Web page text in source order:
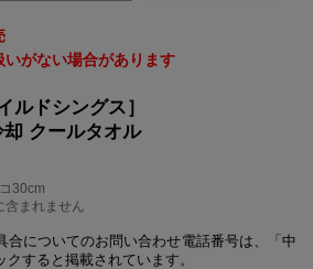
がない場合があります
ルドシングス］
クールタオル
30cm
まれません
合についてのお問い合わせ電話番号は、「中
すると掲載されています。